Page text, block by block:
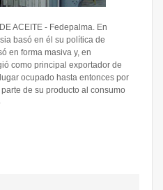
ACEITE - Fedepalma. En
basó en él su política de
en forma masiva y, en
como principal exportador de
ocupado hasta entonces por
de su producto al consumo